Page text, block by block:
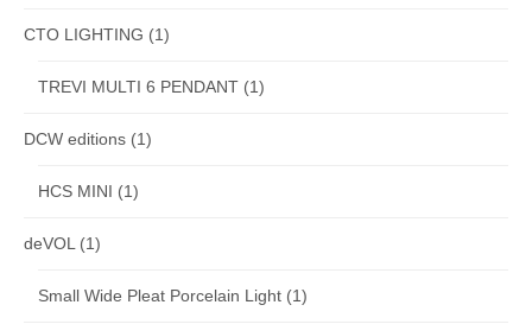
CTO LIGHTING (1)
TREVI MULTI 6 PENDANT (1)
DCW editions (1)
HCS MINI (1)
deVOL (1)
Small Wide Pleat Porcelain Light (1)